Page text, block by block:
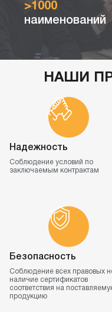
>1000
наименований
НАШИ
Надежность
Соблюдение условий по
заключаемым контрактам
Безопасность
Соблюдение всех правовых
наличие сертификатов
соответствия на
продукцию